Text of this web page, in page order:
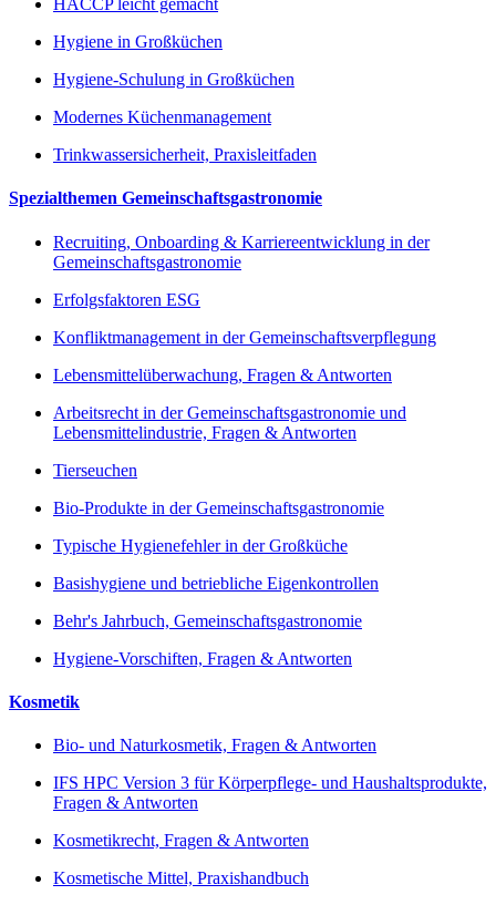
HACCP leicht gemacht
Hygiene in Großküchen
Hygiene-Schulung in Großküchen
Modernes Küchenmanagement
Trinkwassersicherheit, Praxisleitfaden
Spezialthemen Gemeinschaftsgastronomie
Recruiting, Onboarding & Karriereentwicklung in der
Gemeinschaftsgastronomie
Erfolgsfaktoren ESG
Konfliktmanagement in der Gemeinschaftsverpflegung
Lebensmittelüberwachung, Fragen & Antworten
Arbeitsrecht in der Gemeinschaftsgastronomie und
Lebensmittelindustrie, Fragen & Antworten
Tierseuchen
Bio-Produkte in der Gemeinschaftsgastronomie
Typische Hygienefehler in der Großküche
Basishygiene und betriebliche Eigenkontrollen
Behr's Jahrbuch, Gemeinschaftsgastronomie
Hygiene-Vorschiften, Fragen & Antworten
Kosmetik
Bio- und Naturkosmetik, Fragen & Antworten
IFS HPC Version 3 für Körperpflege- und Haushaltsprodukte,
Fragen & Antworten
Kosmetikrecht, Fragen & Antworten
Kosmetische Mittel, Praxishandbuch